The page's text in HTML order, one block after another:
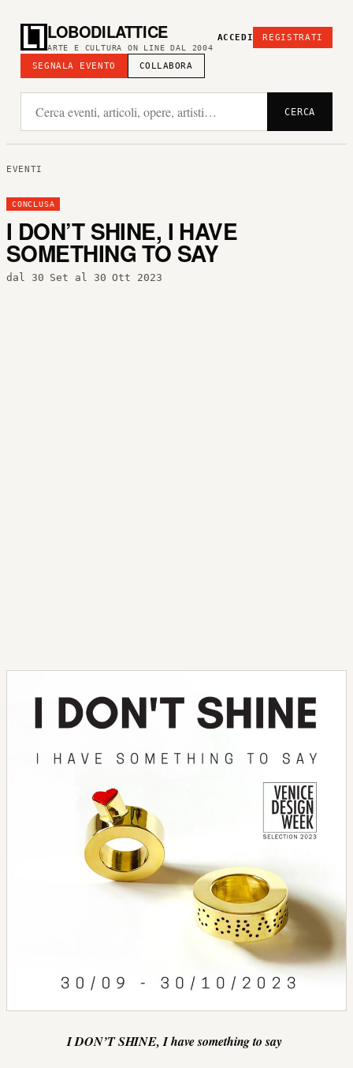
LOBODILATTICE
ARTE E CULTURA ON LINE DAL 2004
SEGNALA EVENTO COLLABORA
ACCEDI REGISTRATI
CERCA
EVENTI
CONCLUSA
I DON’T SHINE, I HAVE
SOMETHING TO SAY
dal 30 Set al 30 Ott 2023
I DON’T SHINE, I have something to say